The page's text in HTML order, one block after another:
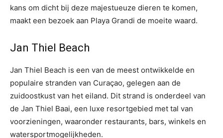
kans om dicht bij deze majestueuze dieren te komen,
maakt een bezoek aan Playa Grandi de moeite waard.
Jan Thiel Beach
Jan Thiel Beach is een van de meest ontwikkelde en
populaire stranden van Curaçao, gelegen aan de
zuidoostkust van het eiland. Dit strand is onderdeel van
de Jan Thiel Baai, een luxe resortgebied met tal van
voorzieningen, waaronder restaurants, bars, winkels en
watersportmogelijkheden.